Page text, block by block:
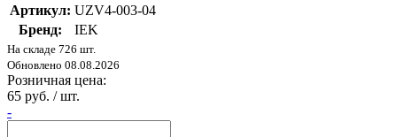
Артикул: UZV4-003-04
Бренд:
IEK
На складе 726 шт.
Обновлено 08.08.2026
Розничная цена:
65 руб. / шт.
-